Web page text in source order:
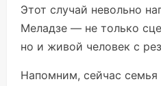
Этот случай невольно
Меладзе — не только
но и живой человек с
Напомним, сейчас